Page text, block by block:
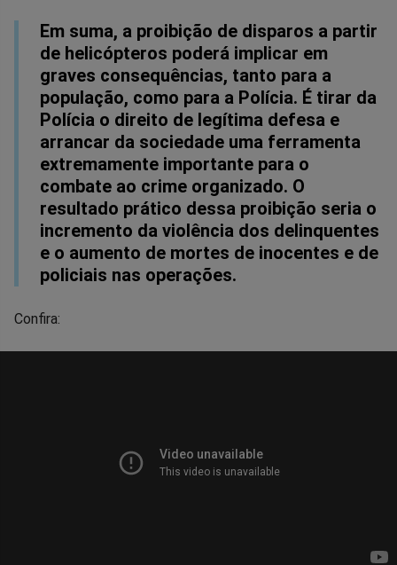
Em suma, a proibição de disparos a partir
de helicópteros poderá implicar em
graves consequências, tanto para a
população, como para a Polícia. É tirar da
Polícia o direito de legítima defesa e
arrancar da sociedade uma ferramenta
extremamente importante para o
combate ao crime organizado. O
resultado prático dessa proibição seria o
incremento da violência dos delinquentes
e o aumento de mortes de inocentes e de
policiais nas operações.
Confira: